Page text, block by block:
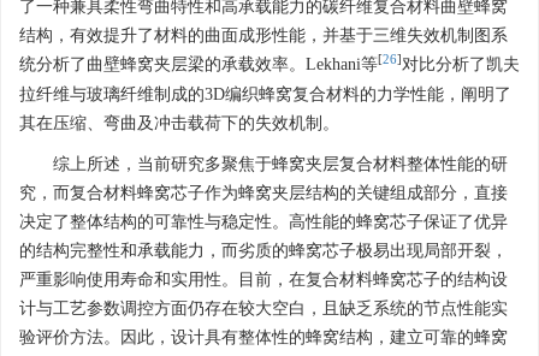
了一种兼具柔性弯曲特性和高承载能力的碳纤维复合材料曲壁蜂窝
结构，有效提升了材料的曲面成形性能，并基于三维失效机制图系
统分析了曲壁蜂窝夹层梁的承载效率。Lekhani等[26]对比分析了凯夫
拉纤维与玻璃纤维制成的3D编织蜂窝复合材料的力学性能，阐明了
其在压缩、弯曲及冲击载荷下的失效机制。
综上所述，当前研究多聚焦于蜂窝夹层复合材料整体性能的研
究，而复合材料蜂窝芯子作为蜂窝夹层结构的关键组成部分，直接
决定了整体结构的可靠性与稳定性。高性能的蜂窝芯子保证了优异
的结构完整性和承载能力，而劣质的蜂窝芯子极易出现局部开裂，
严重影响使用寿命和实用性。目前，在复合材料蜂窝芯子的结构设
计与工艺参数调控方面仍存在较大空白，且缺乏系统的节点性能实
验评价方法。因此，设计具有整体性的蜂窝结构，建立可靠的蜂窝